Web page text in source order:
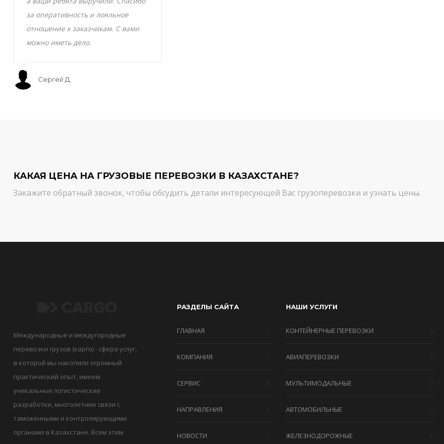
за оперативность и лояльное
отношение к заказчикам. С вами
можно иметь дело.
Сергей Д.
КАКАЯ ЦЕНА НА ГРУЗОВЫЕ ПЕРЕВОЗКИ В КАЗАХСТАНЕ?
Закажите обратный звонок, чтобы обсудить детали интересующей Вас грузоперевозки и узнать цены.
Международные и междугородные
перевозки грузов (карго) - сфера услуг,
в которой мы накопили огромный
практический опыт, имеем
уникальные логистические
разработки, многолетние связи с
таможенными и контролирующими
органами в Казахстане. Всем этим
РАЗДЕЛЫ САЙТА
ГЛАВНАЯ
КОМПАНИЯ
СЕРВИС
НАПРАВЛЕНИЯ
НОВОСТИ
НАШИ УСЛУГИ
КОНТЕЙНЕРНЫЕ ПЕРЕВОЗКИ
АВИАПЕРЕВОЗКИ
МУЛЬТИМОДАЛЬНЫЕ
АВТОМОБИЛЬНЫЕ
ЖЕЛЕЗНОДОРОЖНЫЕ